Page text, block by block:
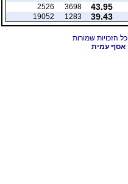
43.95
3698
2526
39.43
1283
19052
אסף עמית